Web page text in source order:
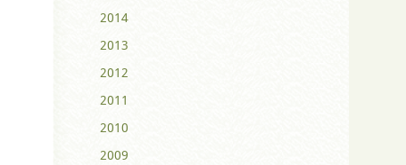
2014
2013
2012
2011
2010
2009